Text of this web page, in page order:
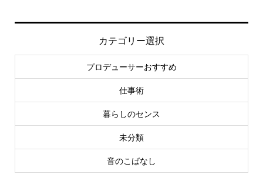
カテゴリー選択
プロデューサーおすすめ
仕事術
暮らしのセンス
未分類
音のこばなし